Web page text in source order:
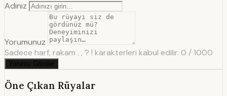
Adınız
Yorumunuz
Sadece harf, rakam . , ? ! karakterleri kabul edilir. 0 / 1000
Yorumu Gönder
Öne Çıkan Rüyalar